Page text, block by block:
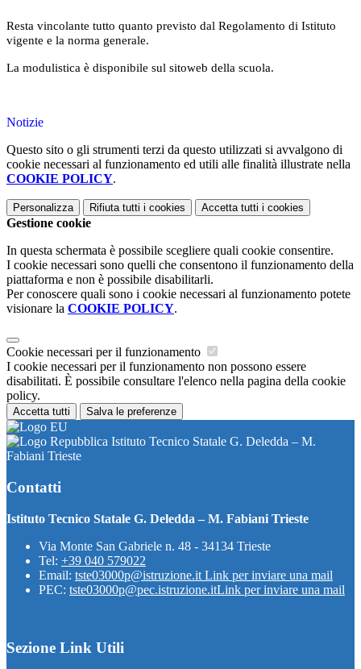
Resta vincolante tutto quanto previsto dal Regolamento di Istituto
vigente e la norma generale.
La modulistica è disponibile sul sitoweb della scuola.
Notizie
Questo sito o gli strumenti terzi da questo utilizzati si avvalgono di
cookie necessari al funzionamento ed utili alle finalità illustrate nella
COOKIE POLICY.
Personalizza Rifiuta tutti i cookies Accetta tutti i cookies
Gestione cookie
In questa schermata è possibile scegliere quali cookie consentire.
I cookie necessari sono quelli che consentono il funzionamento della
piattaforma e non è possibile disabilitarli.
Per conoscere quali sono i cookie necessari al funzionamento potete
visionare la COOKIE POLICY.
Cookie necessari per il funzionamento
I cookie necessari per il funzionamento non possono essere
disabilitati. È possibile consultare l'elenco nella pagina della cookie
policy.
Accetta tutti Salva le preferenze
Istituto Tecnico Statale G. Deledda – M.
Fabiani Trieste
Contatti
Istituto Tecnico Statale G. Deledda – M. Fabiani Trieste
Via Monte San Gabriele n. 48 - 34134 Trieste
Tel: +39 040 579022
Email: tste03000p@istruzione.it Link per inviare una mail
PEC: tste03000p@pec.istruzione.itLink per inviare una mail
Sezione Link Utili